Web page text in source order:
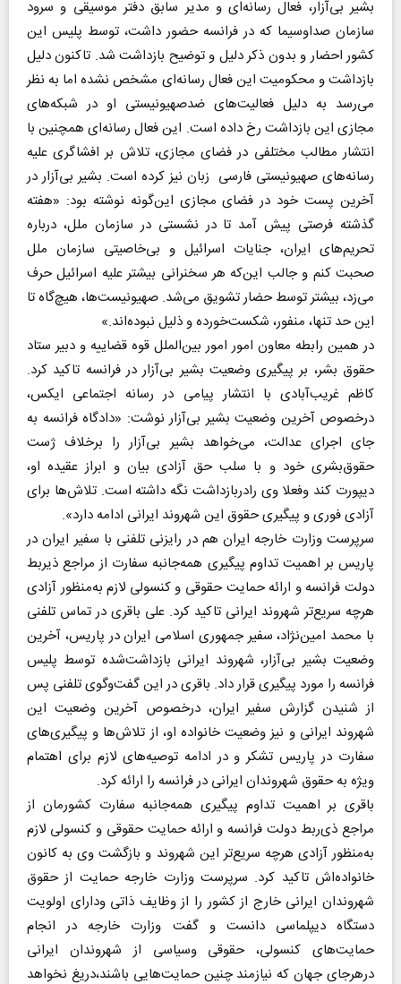
بشیر بی‌آزار، فعال رسانه‌ای و مدیر سابق دفتر موسیقی و سرود
سازمان صداوسیما که در فرانسه حضور داشت، توسط پلیس این
کشور احضار و بدون ذکر دلیل و توضیح بازداشت شد. تاکنون دلیل
بازداشت و محکومیت این فعال رسانه‌ای مشخص نشده اما به نظر
می‌رسد به دلیل فعالیت‌های ضدصهیونیستی او در شبکه‌های
مجازی این بازداشت رخ داده است. این فعال رسانه‌ای همچنین با
انتشار مطالب مختلفی در فضای مجازی، تلاش بر افشاگری علیه
رسانه‌های صهیونیستی ‌فارسی زبان نیز کرده است. بشیر بی‌آزار در
آخرین پست خود در فضای مجازی این‌گونه نوشته بود: «هفته
گذشته فرصتی پیش آمد تا در نشستی در سازمان ملل، درباره
تحریم‌های ایران، جنایات اسرائیل و بی‌خاصیتی سازمان ملل
صحبت کنم و جالب این‌که هر سخنرانی بیشتر علیه اسرائیل حرف
می‌زد، بیشتر توسط حضار تشویق می‌شد. صهیونیست‌ها، هیچ‌گاه تا
این حد تنها، منفور، شکست‌خورده و ذلیل نبوده‌اند.»
در همین رابطه معاون امور امور بین‌الملل قوه قضاییه و دبیر ستاد
حقوق بشر، بر پیگیری وضعیت بشیر بی‌آزار در فرانسه تاکید کرد.
کاظم غریب‌آبادی با انتشار پیامی در رسانه اجتماعی ایکس،
درخصوص آخرین وضعیت بشیر بی‌آزار نوشت: «دادگاه فرانسه به
جای اجرای عدالت، می‌خواهد ‎بشیر بی‌آزار را برخلاف ژست
حقوق‌بشری خود و با سلب حق آزادی بیان و ابراز عقیده او،
دیپورت کند وفعلا وی رادربازداشت نگه داشته است. تلاش‌ها برای
آزادی فوری و پیگیری حقوق این شهروند ایرانی ادامه دارد».
سرپرست وزارت خارجه ایران هم در رایزنی تلفنی با سفیر ایران در
پاریس بر اهمیت تداوم پیگیری همه‌جانبه سفارت از مراجع ذیربط
دولت فرانسه و ارائه حمایت حقوقی و کنسولی لازم به‌منظور آزادی
هرچه سریع‌تر شهروند ایرانی تاکید کرد. علی باقری در تماس تلفنی
با محمد امین‌نژاد، سفیر جمهوری اسلامی ایران در پاریس، آخرین
وضعیت بشیر بی‌آزار، شهروند ایرانی بازداشت‌شده توسط پلیس
فرانسه را مورد پیگیری قرار داد. باقری در این گفت‌وگوی تلفنی پس
از شنیدن گزارش سفیر ایران، درخصوص آخرین وضعیت این
شهروند ایرانی و نیز وضعیت خانواده او، از تلاش‌ها و پیگیری‌های
سفارت در پاریس تشکر و در ادامه توصیه‌های لازم برای اهتمام
ویژه به حقوق شهروندان ایرانی در فرانسه را ارائه کرد.
باقری بر اهمیت تداوم پیگیری همه‌جانبه سفارت کشورمان از
مراجع ذی‌ربط دولت فرانسه و ارائه حمایت حقوقی و کنسولی لازم
به‌منظور آزادی هرچه سریع‌تر این شهروند و بازگشت وی به کانون
خانواده‌اش تاکید کرد. سرپرست وزارت خارجه حمایت از حقوق
شهروندان ایرانی خارج از کشور را از وظایف ذاتی ودارای اولویت
دستگاه دیپلماسی دانست و گفت وزارت خارجه در انجام
حمایت‌های کنسولی، حقوقی وسیاسی از شهروندان ایرانی
درهرجای جهان که نیازمند چنین حمایت‌هایی باشند،دریغ نخواهد